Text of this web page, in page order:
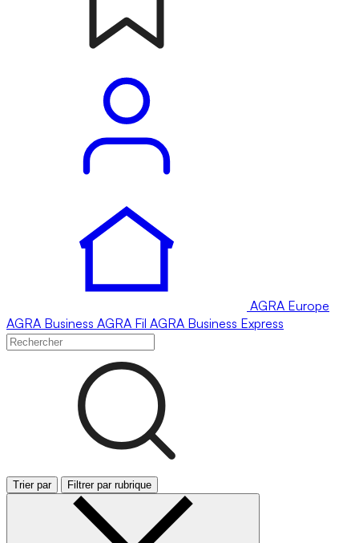
AGRA Europe
AGRA Business AGRA Fil AGRA Business Express
Trier par Filtrer par rubrique